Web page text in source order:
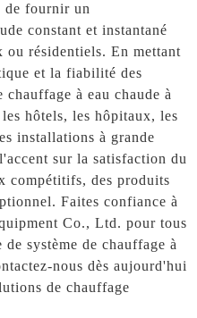
de fournir un
constant et instantané
ou résidentiels. En mettant
et la fiabilité des
chauffage à eau chaude à
hôtels, les hôpitaux, les
installations à grande
sur la satisfaction du
compétitifs, des produits
Faites confiance à
Co., Ltd. pour tous
système de chauffage à
nous dès aujourd'hui
de chauffage